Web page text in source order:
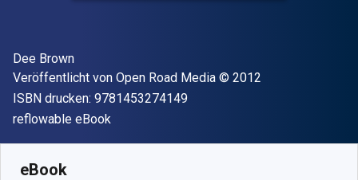
Autor(en)
Dee Brown
Verleger
Veröffentlicht von Open Road Media Copyright
© 2012
ISBN drucken: 9781453274149"ISBN-13 9781453274149"
Format
reflowable eBook
eBook